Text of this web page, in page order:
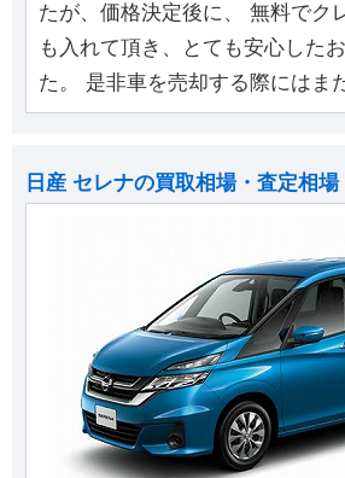
たが、価格決定後に、 無料でク
も入れて頂き、とても安心した
た。 是非車を売却する際にはま
日産 セレナの買取相場・査定相場